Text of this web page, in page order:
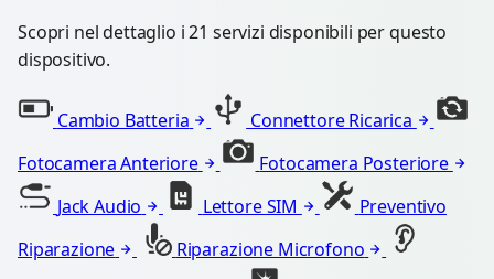
Scopri nel dettaglio i 21 servizi disponibili per questo
dispositivo.
Cambio Batteria
Connettore Ricarica
Fotocamera Anteriore
Fotocamera Posteriore
Jack Audio
Lettore SIM
Preventivo
Riparazione
Riparazione Microfono